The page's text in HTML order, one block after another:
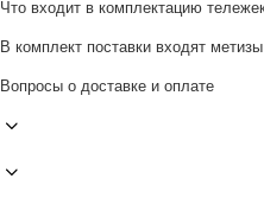
Что входит в комплектацию
В комплект поставки входят
Вопросы о доставке и оплате